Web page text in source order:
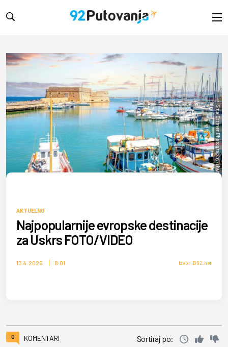
Sina Ettmer Photography/shutterstock
AKTUELNO
Najpopularnije evropske destinacije
za Uskrs FOTO/VIDEO
13.4.2025. 8:01 Izvor: B92.net
0 KOMENTARI Sortiraj po: